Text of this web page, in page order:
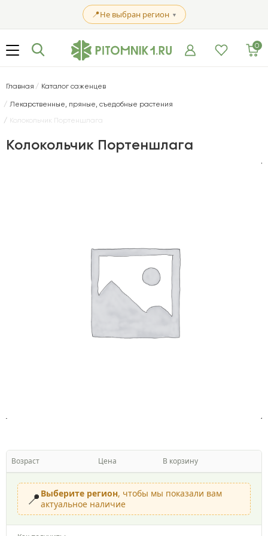
📍Не выбран регион ▼
0
Главная Каталог саженцев
Лекарственные, пряные, съедобные растения
Колокольчик Портеншлага
Колокольчик Портеншлага
Возраст Цена В корзину
📍 Выберите регион, чтобы мы показали вам
актуальное наличие